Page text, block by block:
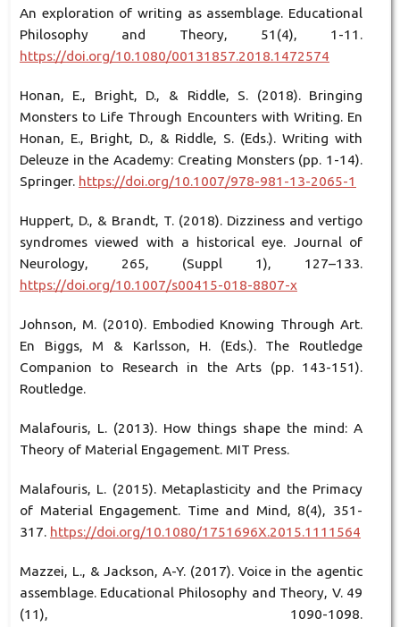
An exploration of writing as assemblage. Educational
Philosophy and Theory, 51(4), 1-11.
https://doi.org/10.1080/00131857.2018.1472574
Honan, E., Bright, D., & Riddle, S. (2018). Bringing
Monsters to Life Through Encounters with Writing. En
Honan, E., Bright, D., & Riddle, S. (Eds.). Writing with
Deleuze in the Academy: Creating Monsters (pp. 1-14).
Springer. https://doi.org/10.1007/978-981-13-2065-1
Huppert, D., & Brandt, T. (2018). Dizziness and vertigo
syndromes viewed with a historical eye. Journal of
Neurology, 265, (Suppl 1), 127–133.
https://doi.org/10.1007/s00415-018-8807-x
Johnson, M. (2010). Embodied Knowing Through Art.
En Biggs, M & Karlsson, H. (Eds.). The Routledge
Companion to Research in the Arts (pp. 143-151).
Routledge.
Malafouris, L. (2013). How things shape the mind: A
Theory of Material Engagement. MIT Press.
Malafouris, L. (2015). Metaplasticity and the Primacy
of Material Engagement. Time and Mind, 8(4), 351-
317. https://doi.org/10.1080/1751696X.2015.1111564
Mazzei, L., & Jackson, A-Y. (2017). Voice in the agentic
assemblage. Educational Philosophy and Theory, V. 49
(11), 1090-1098.